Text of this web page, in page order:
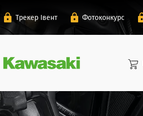
Трекер Івент Фотоконкурс